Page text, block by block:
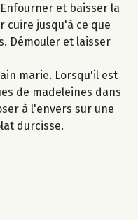
et baisser la
cuire jusqu'à ce que
Démouler et laisser
marie. Lorsqu'il est
de madeleines dans
à l'envers sur une
durcisse.